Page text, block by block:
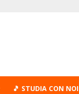
🎵 STUDIA CON NOI